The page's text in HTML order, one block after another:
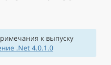
к выпуску
.Net 4.0.1.0